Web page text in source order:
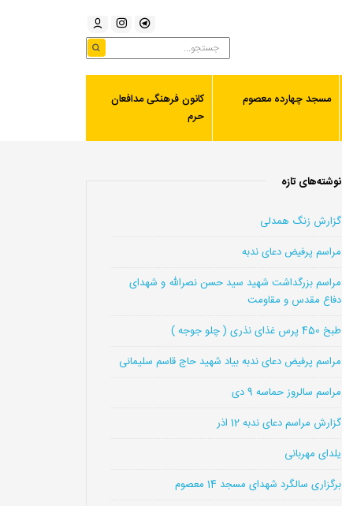
مسجد چهارده معصوم
کانون فرهنگی مدافعان
حرم
نوشته‌های تازه
گزارش زنگ همدلی
مراسم پرفیض دعای ندبه
مراسم بزرگداشت شهید سید حسن نصرالله و شهدای
دفاع مقدس و مقاومت
طبخ 450 پرس غذای نذری ( چلو جوجه )
مراسم پرفیض دعای ندبه بیاد شهید حاج قاسم سلیمانی
مراسم سالروز حماسه 9 دی
گزارش مراسم دعای ندبه 12 اذر
یلدای مهربانی
برگزاری سالگرد شهدای مسجد 14 معصوم